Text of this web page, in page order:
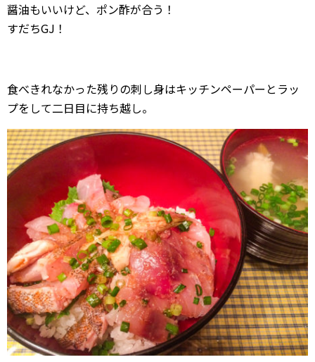
醤油もいいけど、ポン酢が合う！
すだちGJ！
食べきれなかった残りの刺し身はキッチンペーパーとラッ
プをして二日目に持ち越し。